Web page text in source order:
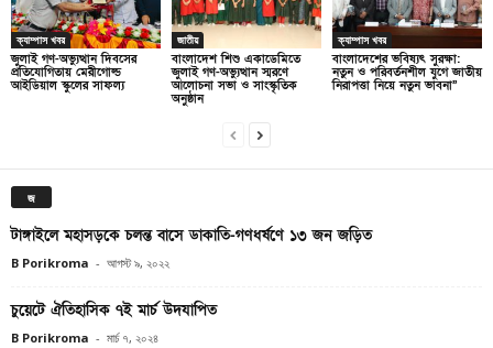
ক্যাম্পাস খবর
জুলাই গণ-অভ্যুত্থান দিবসের
প্রতিযোগিতায় মেরীগোল্ড
আইডিয়াল স্কুলের সাফল্য
জাতীয়
বাংলাদেশ শিশু একাডেমিতে
জুলাই গণ-অভ্যুত্থান স্মরণে
আলোচনা সভা ও সাংস্কৃতিক
অনুষ্ঠান
ক্যাম্পাস খবর
বাংলাদেশের ভবিষ্যৎ সুরক্ষা:
নতুন ও পরিবর্তনশীল যুগে জাতীয়
নিরাপত্তা নিয়ে নতুন ভাবনা”
জ
টাঙ্গাইলে মহাসড়কে চলন্ত বাসে ডাকাতি-গণধর্ষণে ১৩ জন জড়িত
B Porikroma - আগস্ট ৯, ২০২২
চুয়েটে ঐতিহাসিক ৭ই মার্চ উদযাপিত
B Porikroma - মার্চ ৭, ২০২৪